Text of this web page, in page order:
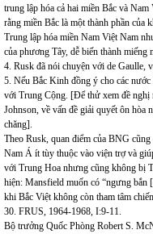
trung lập hóa cả hai miền Bắc và
rằng miền Bắc là một thành phần của
Trung lập hóa miền Nam Việt Nam
của phương Tây, dễ biến thành miếng
4. Rusk đã nói chuyện với de Gaulle,
5. Nếu Bắc Kinh đồng ý cho các
với Trung Cộng. [Để thử xem đề nghị
Johnson, về vấn đề giải quyết ôn hòa
chăng].
Theo Rusk, quan điểm của BNG
Nam Á ít tùy thuộc vào viện trợ và
với Trung Hoa nhưng cũng không bị
hiện: Mansfield muốn có “ngưng bắn
khi Bắc Việt không còn tham tâm
30. FRUS, 1964-1968, I:9-11.
Bộ trưởng Quốc Phòng Robert S.